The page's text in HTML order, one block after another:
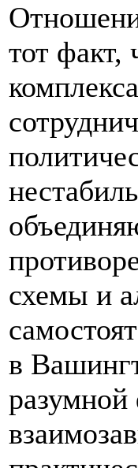
тот факт,
схемы и
в
разумной